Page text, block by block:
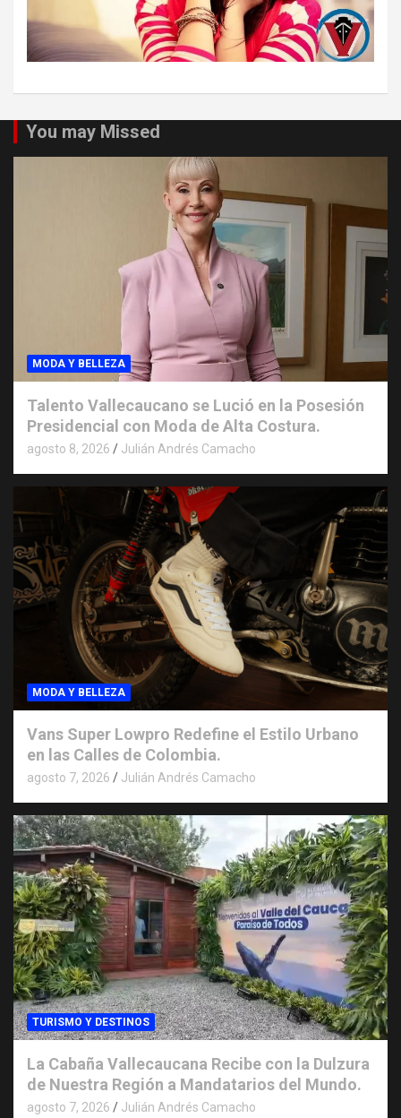
You may Missed
MODA Y BELLEZA
Talento Vallecaucano se Lució en la Posesión
Presidencial con Moda de Alta Costura.
agosto 8, 2026 Julián Andrés Camacho
MODA Y BELLEZA
Vans Super Lowpro Redefine el Estilo Urbano
en las Calles de Colombia.
agosto 7, 2026 Julián Andrés Camacho
TURISMO Y DESTINOS
La Cabaña Vallecaucana Recibe con la Dulzura
de Nuestra Región a Mandatarios del Mundo.
agosto 7, 2026 Julián Andrés Camacho